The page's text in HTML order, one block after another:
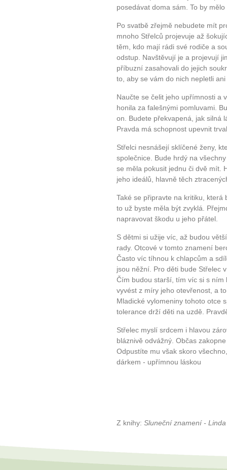
Jak vnést do života
posedávat doma sám. To by
Po svatbě zřejmě nebudete mít
mnoho Střelců projevuje až
těm, kdo mají rádi své rodiče a
odstup. Navštěvují je a projevují
příbuzní zasahovali do jejich
to, aby se vám do nich nepletli ani
Naučte se čelit jeho upřímnosti a
honila za falešnými pomluvami.
on. Budete překvapená, jak silná
Pravda má schopnost upevnit
Střelci nesnášejí sklíčené ženy,
společnice. Bude hrdý na
se měla pokusit jednu či dvě mít.
jeho ideálů, hlavně těch
Také se připravte na kritiku, která
to už byste měla být zvyklá.
napravovat škodu u jeho přátel.
S dětmi si užije víc, až budou
rady. Otcové v tomto znamení
Často víc tíhnou k chlapcům a
jsou něžní. Pro děti bude Střelec
Čím budou starší, tím víc si s ním
vyvést z míry jeho otevřenost, a
Mladické vylomeniny tohoto otce
tolerance drží děti na uzdě.
Střelec myslí srdcem i hlavou
bláznivě odvážný. Občas
Odpustíte mu však skoro
dárkem - upřímnou láskou
Z knihy: Sluneční znamení -